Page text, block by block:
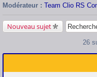
Modérateur : Team Clio RS
Nouveau sujet
26